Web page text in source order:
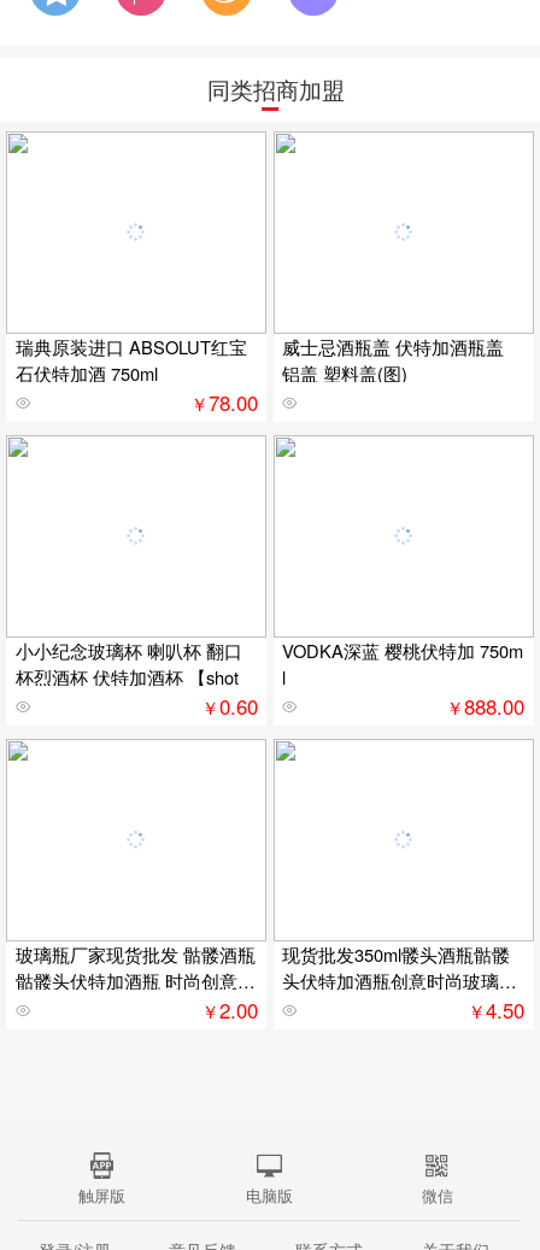
同类招商加盟
瑞典原装进口 ABSOLUT红宝
石伏特加酒 750ml
￥78.00
威士忌酒瓶盖 伏特加酒瓶盖
铝盖 塑料盖(图)
小小纪念玻璃杯 喇叭杯 翻口
杯烈酒杯 伏特加酒杯 【shot
￥0.60
VODKA深蓝 樱桃伏特加 750m
l
￥888.00
玻璃瓶厂家现货批发 骷髅酒瓶
骷髅头伏特加酒瓶 时尚创意玻
璃
￥2.00
现货批发350ml髅头酒瓶骷髅
头伏特加酒瓶创意时尚玻璃瓶
骷髅
￥4.50
触屏版 电脑版 微信